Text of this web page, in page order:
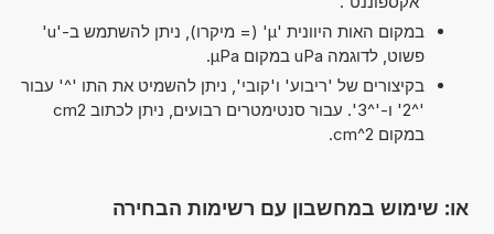
במקום האות היוונית 'µ' (= מיקרו), ניתן להשתמש ב-'u'
פשוט, לדוגמה uPa במקום µPa.
בקיצורים של 'ריבוע' ו'קובי', ניתן להשמיט את התו '^' עבור
'^2' ו-'^3'. עבור סנטימטרים רבועים, ניתן לכתוב cm2
במקום cm^2.
או: שימוש במחשבון עם רשימות הבחירה